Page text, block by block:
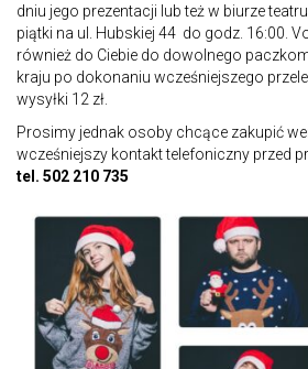
dniu jego prezentacji lub też w biurze
piątki na ul. Hubskiej 44 do godz. 16:00.
również do Ciebie do dowolnego
kraju po dokonaniu wcześniejszego
wysyłki 12 zł.
Prosimy jednak osoby chcące zakupić
wcześniejszy kontakt telefoniczny przed
tel. 502 210 735